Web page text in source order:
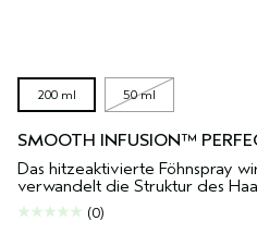
200 ml 50 ml
SMOOTH INFUSION™
Das hitzeaktivierte Föhnspray
verwandelt die Struktur des
(0)